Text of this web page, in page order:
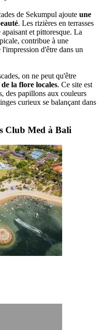
de Sekumpul ajoute une
. Les rizières en terrasses
et pittoresque. La
contribue à une
d'être dans un
on ne peut qu'être
la flore locales. Ce site est
des papillons aux couleurs
curieux se balançant dans
Club Med à Bali